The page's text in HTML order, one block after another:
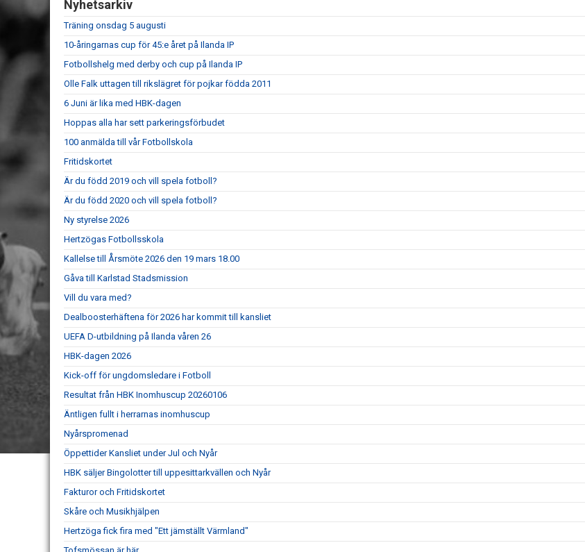
Nyhetsarkiv
Träning onsdag 5 augusti
10-åringarnas cup för 45:e året på Ilanda IP
Fotbollshelg med derby och cup på Ilanda IP
Olle Falk uttagen till rikslägret för pojkar födda 2011
6 Juni är lika med HBK-dagen
Hoppas alla har sett parkeringsförbudet
100 anmälda till vår Fotbollskola
Fritidskortet
Är du född 2019 och vill spela fotboll?
Är du född 2020 och vill spela fotboll?
Ny styrelse 2026
Hertzögas Fotbollsskola
Kallelse till Årsmöte 2026 den 19 mars 18.00
Gåva till Karlstad Stadsmission
Vill du vara med?
Dealboosterhäftena för 2026 har kommit till kansliet
UEFA D-utbildning på Ilanda våren 26
HBK-dagen 2026
Kick-off för ungdomsledare i Fotboll
Resultat från HBK Inomhuscup 20260106
Äntligen fullt i herrarnas inomhuscup
Nyårspromenad
Öppettider Kansliet under Jul och Nyår
HBK säljer Bingolotter till uppesittarkvällen och Nyår
Fakturor och Fritidskortet
Skåre och Musikhjälpen
Hertzöga fick fira med "Ett jämställt Värmland"